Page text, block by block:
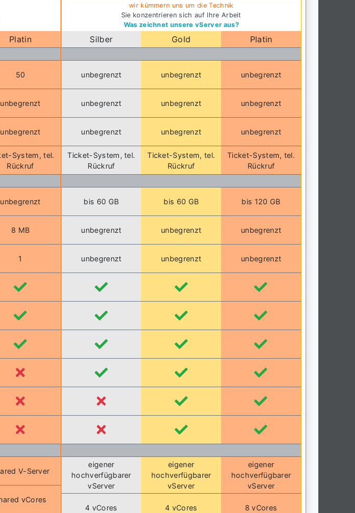
Platin
50
unbegrenzt
unbegrenzt
System, tel.
Rückruf
unbegrenzt
8 MB
1
V-Server
vCores
wir kümmern uns um die Technik
Sie konzentrieren sich auf Ihre Arbeit
Was zeichnet unsere vServer aus?
Silber Gold Platin
unbegrenzt unbegrenzt unbegrenzt
unbegrenzt unbegrenzt unbegrenzt
unbegrenzt unbegrenzt unbegrenzt
Ticket-System, tel.
Rückruf
Ticket-System, tel.
Rückruf
Ticket-System, tel.
Rückruf
bis 60 GB bis 60 GB bis 120 GB
unbegrenzt unbegrenzt unbegrenzt
unbegrenzt unbegrenzt unbegrenzt
eigener
hochverfügbarer
vServer
eigener
hochverfügbarer
vServer
eigener
hochverfügbarer
vServer
4 vCores 4 vCores 8 vCores